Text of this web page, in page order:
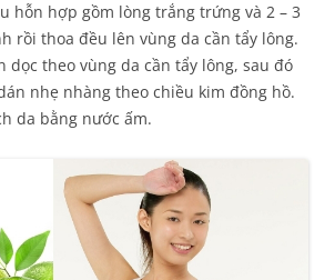
hỗn hợp gồm lòng trắng trứng và 2 – 3
rồi thoa đều lên vùng da cần tẩy lông.
dọc theo vùng da cần tẩy lông, sau đó
nhẹ nhàng theo chiều kim đồng hồ.
da bằng nước ấm.